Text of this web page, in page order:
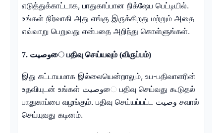
எடுத்துக்காட்டாக, பாதுகாப்பான நிக்ஷேப பெட்டியில்.
உங்கள் நிர்வாகி அது எங்கு இருக்கிறது மற்றும் அதை
எவ்வாறு பெறுவது என்பதை அறிந்து கொள்ளுங்கள்.
7. وصيتை பதிவு செய்யவும் (விருப்பம்)
இது கட்டாயமாக இல்லையென்றாலும், உப-பதிவாளரின்
உதவியுடன் உங்கள் وصيتை பதிவு செய்வது கூடுதல்
பாதுகாப்பை வழங்கும். பதிவு செய்யப்பட்ட وصيت சவால்
செய்யுவது கடினம்.